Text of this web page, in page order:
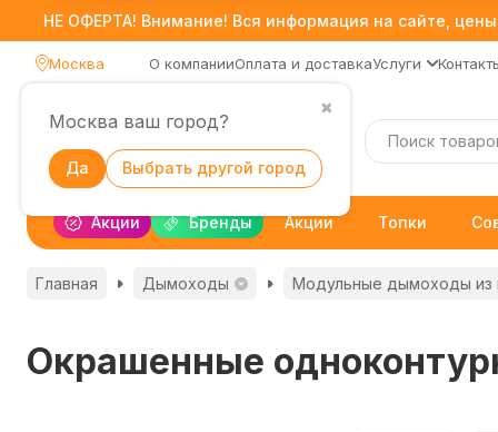
НЕ ОФЕРТА! Внимание! Вся информация на сайте,
Москва
✖
Москва ваш город?
Да Выбрать другой город
О компанииОплата и доставкаУслуги
Акции Бренды Акции Топки
Главная Дымоходы Модульные дымоходы из
Окрашенные